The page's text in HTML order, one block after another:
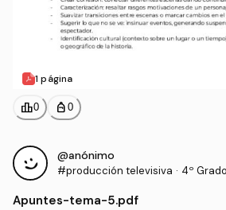
1 página
leaderboard0 personal_bag 0
@anónimo
#producción televisiva · 4º
Apuntes-tema-5.pdf